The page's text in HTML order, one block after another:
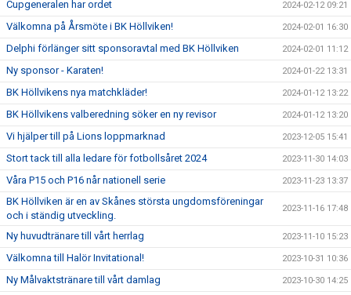
Cupgeneralen har ordet 2024-02-12 09:21
Välkomna på Årsmöte i BK Höllviken! 2024-02-01 16:30
Delphi förlänger sitt sponsoravtal med BK Höllviken 2024-02-01 11:12
Ny sponsor - Karaten! 2024-01-22 13:31
BK Höllvikens nya matchkläder! 2024-01-12 13:22
BK Höllvikens valberedning söker en ny revisor 2024-01-12 13:20
Vi hjälper till på Lions loppmarknad 2023-12-05 15:41
Stort tack till alla ledare för fotbollsåret 2024 2023-11-30 14:03
Våra P15 och P16 når nationell serie 2023-11-23 13:37
BK Höllviken är en av Skånes största ungdomsföreningar
och i ständig utveckling.
2023-11-16 17:48
Ny huvudtränare till vårt herrlag 2023-11-10 15:23
Välkomna till Halör Invitational! 2023-10-31 10:36
Ny Målvaktstränare till vårt damlag 2023-10-30 14:25